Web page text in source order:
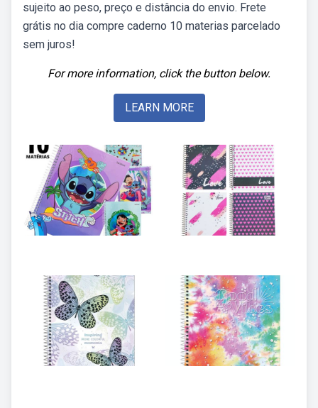
sujeito ao peso, preço e distância do envio. Frete
grátis no dia compre caderno 10 materias parcelado
sem juros!
For more information, click the button below.
LEARN MORE